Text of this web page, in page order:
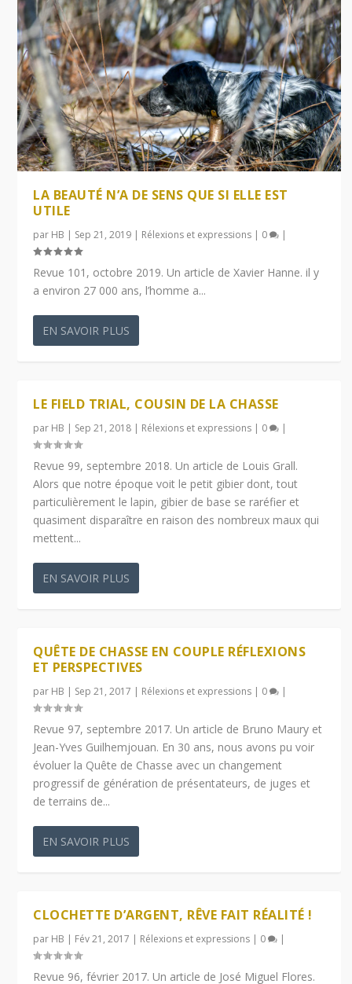
LA BEAUTÉ N’A DE SENS QUE SI ELLE EST
UTILE
par HB | Sep 21, 2019 | Rélexions et expressions | 0 |
Revue 101, octobre 2019. Un article de Xavier Hanne. il y
a environ 27 000 ans, l’homme a...
EN SAVOIR PLUS
LE FIELD TRIAL, COUSIN DE LA CHASSE
par HB | Sep 21, 2018 | Rélexions et expressions | 0 |
Revue 99, septembre 2018. Un article de Louis Grall.
Alors que notre époque voit le petit gibier dont, tout
particulièrement le lapin, gibier de base se raréfier et
quasiment disparaître en raison des nombreux maux qui
mettent...
EN SAVOIR PLUS
QUÊTE DE CHASSE EN COUPLE RÉFLEXIONS
ET PERSPECTIVES
par HB | Sep 21, 2017 | Rélexions et expressions | 0 |
Revue 97, septembre 2017. Un article de Bruno Maury et
Jean-Yves Guilhemjouan. En 30 ans, nous avons pu voir
évoluer la Quête de Chasse avec un changement
progressif de génération de présentateurs, de juges et
de terrains de...
EN SAVOIR PLUS
CLOCHETTE D’ARGENT, RÊVE FAIT RÉALITÉ !
par HB | Fév 21, 2017 | Rélexions et expressions | 0 |
Revue 96, février 2017. Un article de José Miguel Flores.